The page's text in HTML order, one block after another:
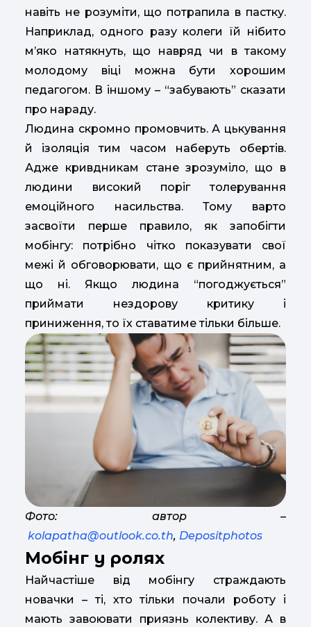
навіть не розуміти, що потрапила в пастку.
Наприклад, одного разу колеги їй нібито
м’яко натякнуть, що навряд чи в такому
молодому віці можна бути хорошим
педагогом. В іншому – “забувають” сказати
про нараду.
Людина скромно промовчить. А цькування
й ізоляція тим часом наберуть обертів.
Адже кривдникам стане зрозуміло, що в
людини високий поріг толерування
емоційного насильства. Тому варто
засвоїти перше правило, як запобігти
мобінгу: потрібно чітко показувати свої
межі й обговорювати, що є прийнятним, а
що ні. Якщо людина “погоджується”
приймати нездорову критику і
приниження, то їх ставатиме тільки більше.
Фото: автор –
kolapatha@outlook.co.th, Depositphotos
Мобінг у ролях
Найчастіше від мобінгу страждають
новачки – ті, хто тільки почали роботу і
мають завоювати приязнь колективу. А в